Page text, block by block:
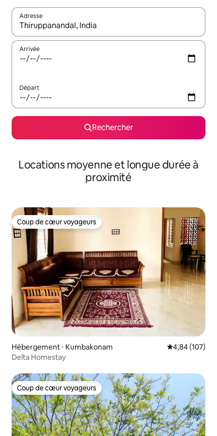
Adresse
Lorsque les résultats s'affichent, utilisez les flèches vers le
Arrivée
Départ
Rechercher
Locations moyenne et longue durée à
proximité
Coup de cœur voyageurs
Coup de cœur voyageurs
Hébergement ⋅ Kumbakonam Évaluation
4,84 (107)
Delta Homestay
Coup de cœur voyageurs
Coup de cœur voyageurs